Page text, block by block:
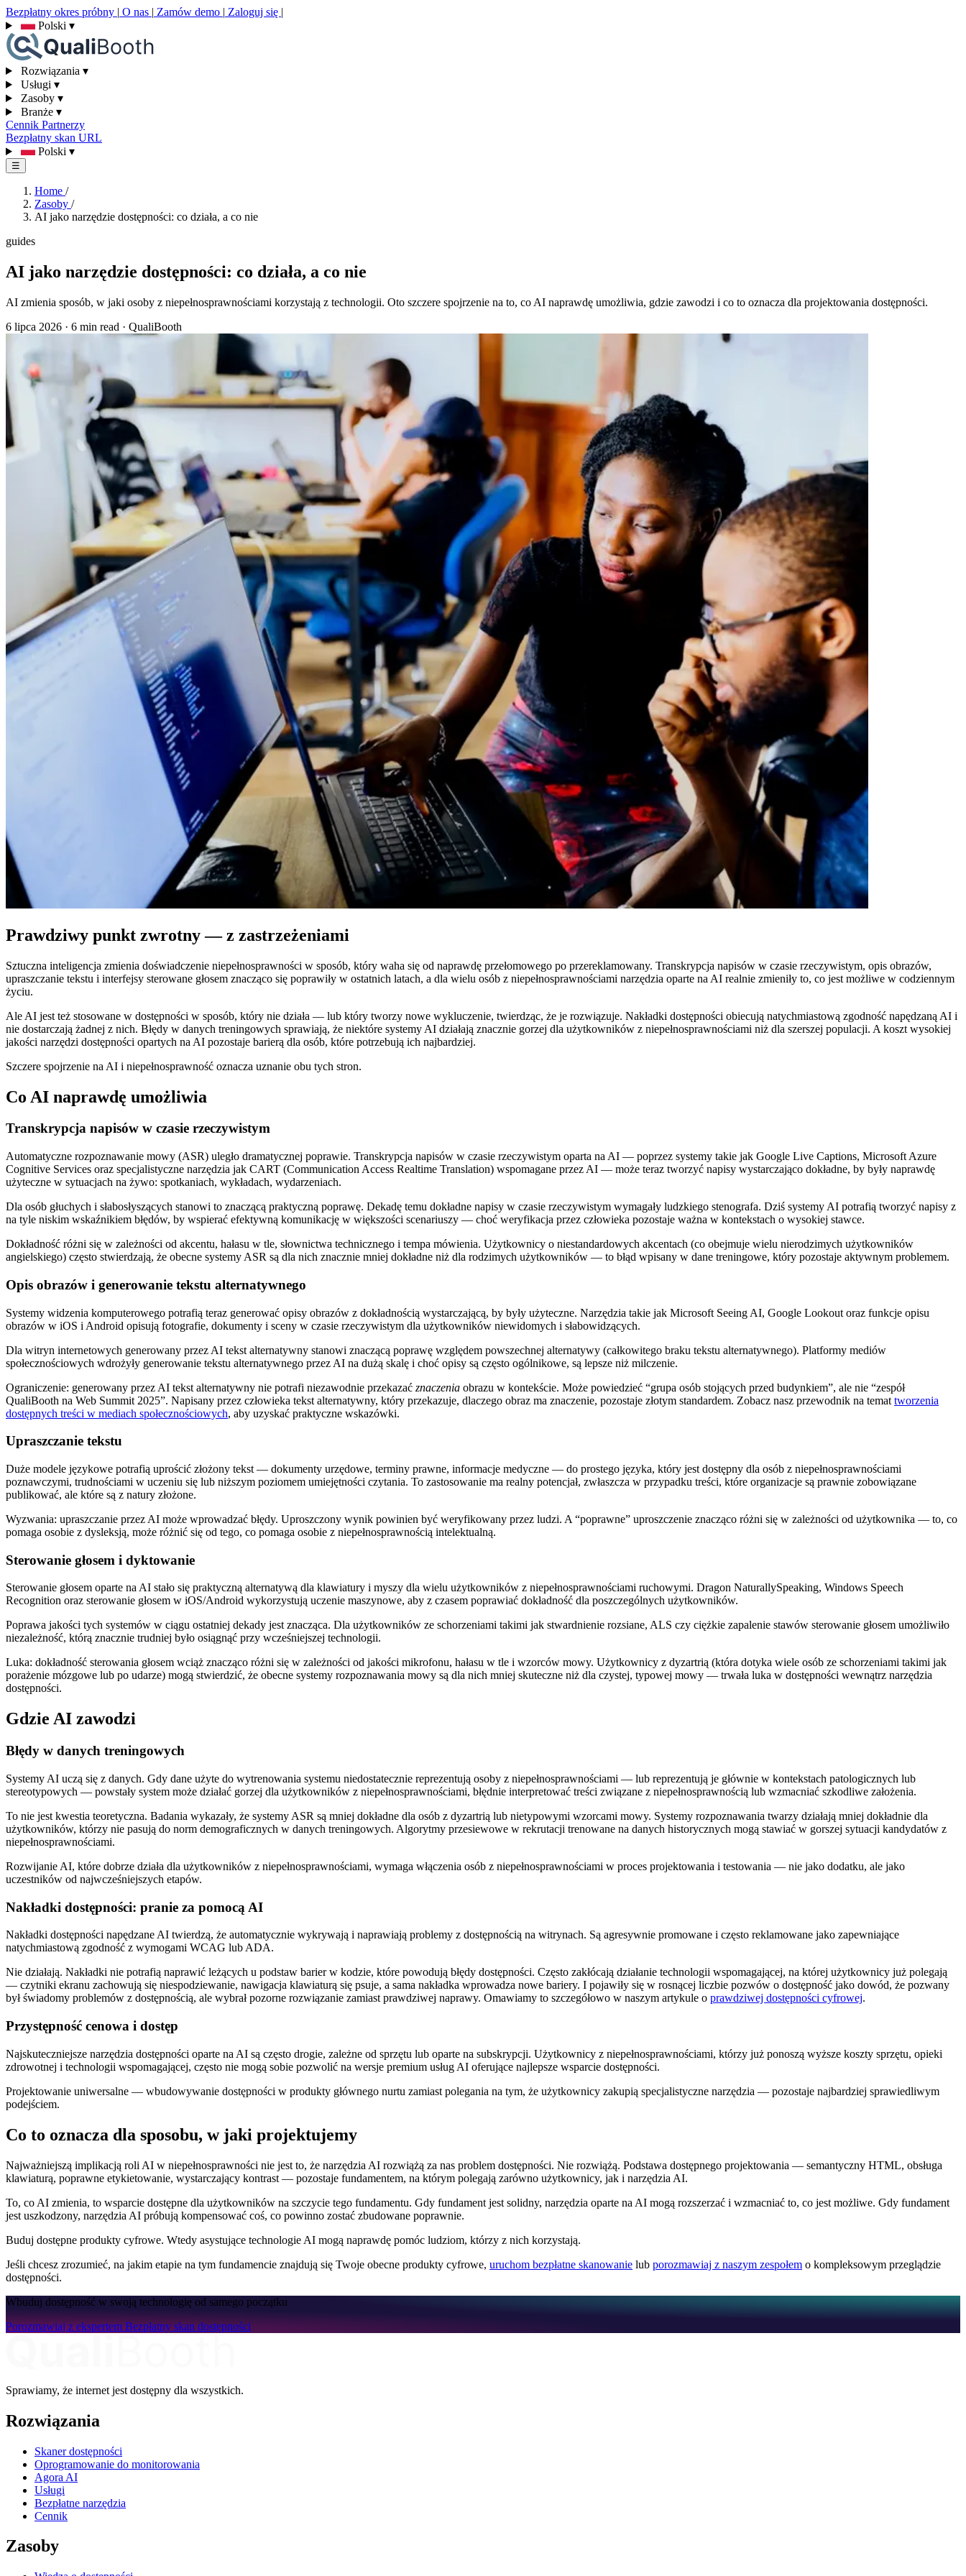
Bezpłatny okres próbny | O nas | Zamów demo | Zaloguj się |
Polski ▾
Rozwiązania ▾
Usługi ▾
Zasoby ▾
Branże ▾
Cennik Partnerzy
Bezpłatny skan URL
Polski ▾
☰
Home /
Zasoby /
AI jako narzędzie dostępności: co działa, a co nie
guides
AI jako narzędzie dostępności: co działa, a co nie
AI zmienia sposób, w jaki osoby z niepełnosprawnościami korzystają z technologii. Oto szczere spojrzenie na to, co AI naprawdę umożliwia, gdzie zawodzi i co to oznacza dla projektowania dostępności.
6 lipca 2026 · 6 min read · QualiBooth
Prawdziwy punkt zwrotny — z zastrzeżeniami
Sztuczna inteligencja zmienia doświadczenie niepełnosprawności w sposób, który waha się od naprawdę przełomowego po przereklamowany. Transkrypcja napisów w czasie rzeczywistym, opis obrazów,
upraszczanie tekstu i interfejsy sterowane głosem znacząco się poprawiły w ostatnich latach, a dla wielu osób z niepełnosprawnościami narzędzia oparte na AI realnie zmieniły to, co jest możliwe w codziennym
życiu.
Ale AI jest też stosowane w dostępności w sposób, który nie działa — lub który tworzy nowe wykluczenie, twierdząc, że je rozwiązuje. Nakładki dostępności obiecują natychmiastową zgodność napędzaną AI i
nie dostarczają żadnej z nich. Błędy w danych treningowych sprawiają, że niektóre systemy AI działają znacznie gorzej dla użytkowników z niepełnosprawnościami niż dla szerszej populacji. A koszt wysokiej
jakości narzędzi dostępności opartych na AI pozostaje barierą dla osób, które potrzebują ich najbardziej.
Szczere spojrzenie na AI i niepełnosprawność oznacza uznanie obu tych stron.
Co AI naprawdę umożliwia
Transkrypcja napisów w czasie rzeczywistym
Automatyczne rozpoznawanie mowy (ASR) uległo dramatycznej poprawie. Transkrypcja napisów w czasie rzeczywistym oparta na AI — poprzez systemy takie jak Google Live Captions, Microsoft Azure
Cognitive Services oraz specjalistyczne narzędzia jak CART (Communication Access Realtime Translation) wspomagane przez AI — może teraz tworzyć napisy wystarczająco dokładne, by były naprawdę
użyteczne w sytuacjach na żywo: spotkaniach, wykładach, wydarzeniach.
Dla osób głuchych i słabosłyszących stanowi to znaczącą praktyczną poprawę. Dekadę temu dokładne napisy w czasie rzeczywistym wymagały ludzkiego stenografa. Dziś systemy AI potrafią tworzyć napisy z
na tyle niskim wskaźnikiem błędów, by wspierać efektywną komunikację w większości scenariuszy — choć weryfikacja przez człowieka pozostaje ważna w kontekstach o wysokiej stawce.
Dokładność różni się w zależności od akcentu, hałasu w tle, słownictwa technicznego i tempa mówienia. Użytkownicy o niestandardowych akcentach (co obejmuje wielu nierodzimych użytkowników
angielskiego) często stwierdzają, że obecne systemy ASR są dla nich znacznie mniej dokładne niż dla rodzimych użytkowników — to błąd wpisany w dane treningowe, który pozostaje aktywnym problemem.
Opis obrazów i generowanie tekstu alternatywnego
Systemy widzenia komputerowego potrafią teraz generować opisy obrazów z dokładnością wystarczającą, by były użyteczne. Narzędzia takie jak Microsoft Seeing AI, Google Lookout oraz funkcje opisu
obrazów w iOS i Android opisują fotografie, dokumenty i sceny w czasie rzeczywistym dla użytkowników niewidomych i słabowidzących.
Dla witryn internetowych generowany przez AI tekst alternatywny stanowi znaczącą poprawę względem powszechnej alternatywy (całkowitego braku tekstu alternatywnego). Platformy mediów
społecznościowych wdrożyły generowanie tekstu alternatywnego przez AI na dużą skalę i choć opisy są często ogólnikowe, są lepsze niż milczenie.
Ograniczenie: generowany przez AI tekst alternatywny nie potrafi niezawodnie przekazać znaczenia obrazu w kontekście. Może powiedzieć “grupa osób stojących przed budynkiem”, ale nie “zespół
QualiBooth na Web Summit 2025”. Napisany przez człowieka tekst alternatywny, który przekazuje, dlaczego obraz ma znaczenie, pozostaje złotym standardem. Zobacz nasz przewodnik na temat tworzenia
dostępnych treści w mediach społecznościowych, aby uzyskać praktyczne wskazówki.
Upraszczanie tekstu
Duże modele językowe potrafią uprościć złożony tekst — dokumenty urzędowe, terminy prawne, informacje medyczne — do prostego języka, który jest dostępny dla osób z niepełnosprawnościami
poznawczymi, trudnościami w uczeniu się lub niższym poziomem umiejętności czytania. To zastosowanie ma realny potencjał, zwłaszcza w przypadku treści, które organizacje są prawnie zobowiązane
publikować, ale które są z natury złożone.
Wyzwania: upraszczanie przez AI może wprowadzać błędy. Uproszczony wynik powinien być weryfikowany przez ludzi. A “poprawne” uproszczenie znacząco różni się w zależności od użytkownika — to, co
pomaga osobie z dysleksją, może różnić się od tego, co pomaga osobie z niepełnosprawnością intelektualną.
Sterowanie głosem i dyktowanie
Sterowanie głosem oparte na AI stało się praktyczną alternatywą dla klawiatury i myszy dla wielu użytkowników z niepełnosprawnościami ruchowymi. Dragon NaturallySpeaking, Windows Speech
Recognition oraz sterowanie głosem w iOS/Android wykorzystują uczenie maszynowe, aby z czasem poprawiać dokładność dla poszczególnych użytkowników.
Poprawa jakości tych systemów w ciągu ostatniej dekady jest znacząca. Dla użytkowników ze schorzeniami takimi jak stwardnienie rozsiane, ALS czy ciężkie zapalenie stawów sterowanie głosem umożliwiło
niezależność, którą znacznie trudniej było osiągnąć przy wcześniejszej technologii.
Luka: dokładność sterowania głosem wciąż znacząco różni się w zależności od jakości mikrofonu, hałasu w tle i wzorców mowy. Użytkownicy z dyzartrią (która dotyka wiele osób ze schorzeniami takimi jak
porażenie mózgowe lub po udarze) mogą stwierdzić, że obecne systemy rozpoznawania mowy są dla nich mniej skuteczne niż dla czystej, typowej mowy — trwała luka w dostępności wewnątrz narzędzia
dostępności.
Gdzie AI zawodzi
Błędy w danych treningowych
Systemy AI uczą się z danych. Gdy dane użyte do wytrenowania systemu niedostatecznie reprezentują osoby z niepełnosprawnościami — lub reprezentują je głównie w kontekstach patologicznych lub
stereotypowych — powstały system może działać gorzej dla użytkowników z niepełnosprawnościami, błędnie interpretować treści związane z niepełnosprawnością lub wzmacniać szkodliwe założenia.
To nie jest kwestia teoretyczna. Badania wykazały, że systemy ASR są mniej dokładne dla osób z dyzartrią lub nietypowymi wzorcami mowy. Systemy rozpoznawania twarzy działają mniej dokładnie dla
użytkowników, którzy nie pasują do norm demograficznych w danych treningowych. Algorytmy przesiewowe w rekrutacji trenowane na danych historycznych mogą stawiać w gorszej sytuacji kandydatów z
niepełnosprawnościami.
Rozwijanie AI, które dobrze działa dla użytkowników z niepełnosprawnościami, wymaga włączenia osób z niepełnosprawnościami w proces projektowania i testowania — nie jako dodatku, ale jako
uczestników od najwcześniejszych etapów.
Nakładki dostępności: pranie za pomocą AI
Nakładki dostępności napędzane AI twierdzą, że automatycznie wykrywają i naprawiają problemy z dostępnością na witrynach. Są agresywnie promowane i często reklamowane jako zapewniające
natychmiastową zgodność z wymogami WCAG lub ADA.
Nie działają. Nakładki nie potrafią naprawić leżących u podstaw barier w kodzie, które powodują błędy dostępności. Często zakłócają działanie technologii wspomagającej, na której użytkownicy już polegają
— czytniki ekranu zachowują się niespodziewanie, nawigacja klawiaturą się psuje, a sama nakładka wprowadza nowe bariery. I pojawiły się w rosnącej liczbie pozwów o dostępność jako dowód, że pozwany
był świadomy problemów z dostępnością, ale wybrał pozorne rozwiązanie zamiast prawdziwej naprawy. Omawiamy to szczegółowo w naszym artykule o prawdziwej dostępności cyfrowej.
Przystępność cenowa i dostęp
Najskuteczniejsze narzędzia dostępności oparte na AI są często drogie, zależne od sprzętu lub oparte na subskrypcji. Użytkownicy z niepełnosprawnościami, którzy już ponoszą wyższe koszty sprzętu, opieki
zdrowotnej i technologii wspomagającej, często nie mogą sobie pozwolić na wersje premium usług AI oferujące najlepsze wsparcie dostępności.
Projektowanie uniwersalne — wbudowywanie dostępności w produkty głównego nurtu zamiast polegania na tym, że użytkownicy zakupią specjalistyczne narzędzia — pozostaje najbardziej sprawiedliwym
podejściem.
Co to oznacza dla sposobu, w jaki projektujemy
Najważniejszą implikacją roli AI w niepełnosprawności nie jest to, że narzędzia AI rozwiążą za nas problem dostępności. Nie rozwiążą. Podstawa dostępnego projektowania — semantyczny HTML, obsługa
klawiaturą, poprawne etykietowanie, wystarczający kontrast — pozostaje fundamentem, na którym polegają zarówno użytkownicy, jak i narzędzia AI.
To, co AI zmienia, to wsparcie dostępne dla użytkowników na szczycie tego fundamentu. Gdy fundament jest solidny, narzędzia oparte na AI mogą rozszerzać i wzmacniać to, co jest możliwe. Gdy fundament
jest uszkodzony, narzędzia AI próbują kompensować coś, co powinno zostać zbudowane poprawnie.
Buduj dostępne produkty cyfrowe. Wtedy asystujące technologie AI mogą naprawdę pomóc ludziom, którzy z nich korzystają.
Jeśli chcesz zrozumieć, na jakim etapie na tym fundamencie znajdują się Twoje obecne produkty cyfrowe, uruchom bezpłatne skanowanie lub porozmawiaj z naszym zespołem o kompleksowym przeglądzie
dostępności.
Wbuduj dostępność w swoją technologię od samego początku
Porozmawiaj z ekspertem Bezpłatny skan dostępności
Sprawiamy, że internet jest dostępny dla wszystkich.
Rozwiązania
Skaner dostępności
Oprogramowanie do monitorowania
Agora AI
Usługi
Bezpłatne narzędzia
Cennik
Zasoby